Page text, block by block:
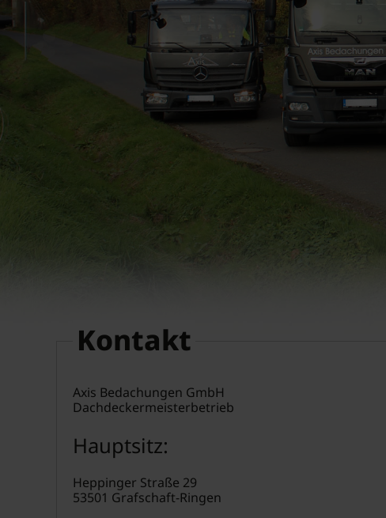
Kontakt
Axis Bedachungen GmbH
Dachdeckermeisterbetrieb
Hauptsitz:
Heppinger Straße 29
53501 Grafschaft-Ringen